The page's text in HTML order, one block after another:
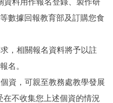
數據回報教育部及訂購您食
，相關報名資料將予以註
名。
資，可親至教務處教學發展
不收集您上述個資的情況